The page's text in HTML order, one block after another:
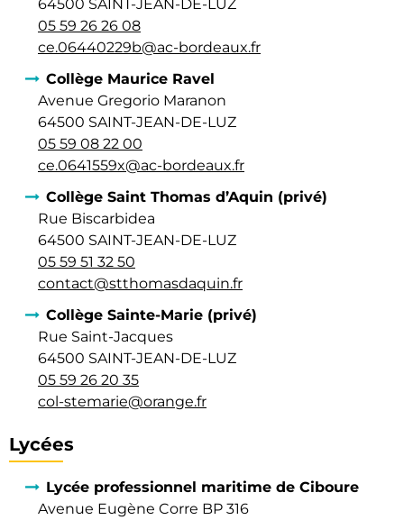
64500 SAINT-JEAN-DE-LUZ
05 59 26 26 08
ce.06440229b@ac-bordeaux.fr
Collège Maurice Ravel
Avenue Gregorio Maranon
64500 SAINT-JEAN-DE-LUZ
05 59 08 22 00
ce.0641559x@ac-bordeaux.fr
Collège Saint Thomas d’Aquin (privé)
Rue Biscarbidea
64500 SAINT-JEAN-DE-LUZ
05 59 51 32 50
contact@stthomasdaquin.fr
Collège Sainte-Marie (privé)
Rue Saint-Jacques
64500 SAINT-JEAN-DE-LUZ
05 59 26 20 35
col-stemarie@orange.fr
Lycées
Lycée professionnel maritime de Ciboure
Avenue Eugène Corre BP 316